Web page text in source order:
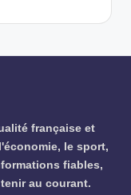
française et
le sport,
fiables,
au courant.